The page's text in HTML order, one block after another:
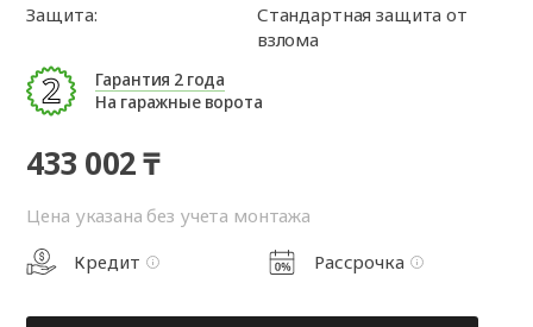
Защита:
Стандартная защита от
взлома
Гарантия 2 года
На гаражные ворота
433 002 ₸
Цена указана без учета монтажа
Кредит
Рассрочка